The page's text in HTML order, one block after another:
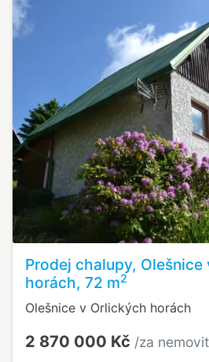
Prodej chalupy,
horách, 72 m2
Olešnice v Orlických horách
2 870 000 Kč /za